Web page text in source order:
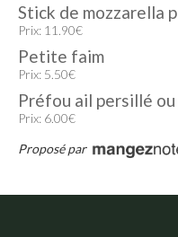
Stick de mozzarella
Prix: 11.90€
Petite faim
Prix: 5.50€
Préfou ail persillé
Prix: 6.00€
Proposé par